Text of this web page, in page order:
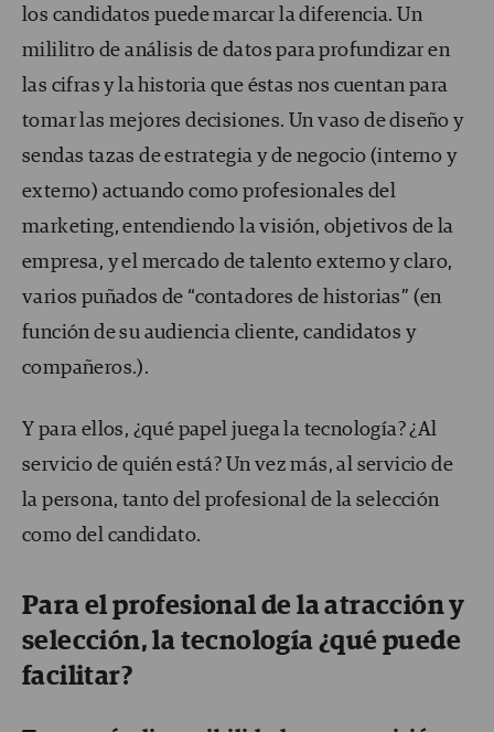
los candidatos puede marcar la diferencia. Un
mililitro de análisis de datos para profundizar en
las cifras y la historia que éstas nos cuentan para
tomar las mejores decisiones. Un vaso de diseño y
sendas tazas de estrategia y de negocio (interno y
externo) actuando como profesionales del
marketing, entendiendo la visión, objetivos de la
empresa, y el mercado de talento externo y claro,
varios puñados de “contadores de historias” (en
función de su audiencia cliente, candidatos y
compañeros.).
Y para ellos, ¿qué papel juega la tecnología? ¿Al
servicio de quién está? Un vez más, al servicio de
la persona, tanto del profesional de la selección
como del candidato.
Para el profesional de la atracción y
selección, la tecnología ¿qué puede
facilitar?